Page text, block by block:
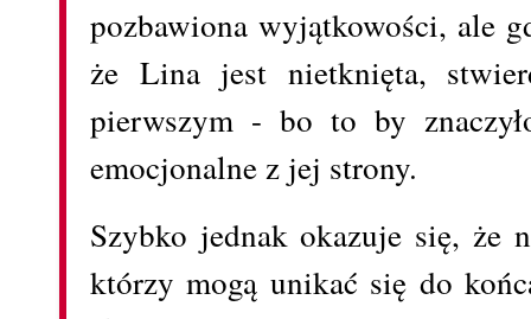
pozbawiona wyjątkowości, ale
że Lina jest nietknięta,
pierwszym - bo to by
emocjonalne z jej strony.
Szybko jednak okazuje się, że
którzy mogą unikać się do